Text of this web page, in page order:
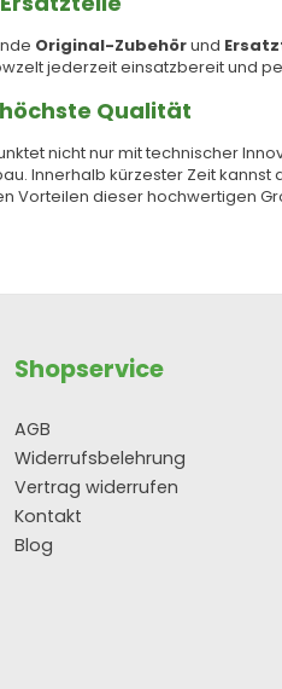
Original-Zubehörund
jederzeit einsatzbereit und
Qualität
nicht nur mit technischer
Innerhalb kürzester Zeit kannst
Vorteilen dieser hochwertigen
Shopservice
AGB
Widerrufsbelehrung
Vertrag widerrufen
Kontakt
Blog